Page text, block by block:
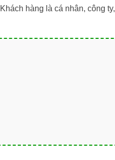
hàng là cá nhân, công ty,